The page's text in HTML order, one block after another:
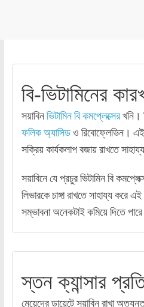
বি-ভিটামিনের
সয়াবিনভিটামিন বি কমপ্লেক্সেরখনি।
ফলিক অ্যাসিডও রিবোফ্লেভিন। এই
সক্রিয় কার্যকলাপ বজায় রাখতে
সয়াবিনে যে প্রচুর ভিটামিন বি
লিভারকে চাঙ্গা রাখতে সাহায্য করে
সম্ভাবনা অনেকটাই কমিয়ে দিতে পারে
স্তন ক্যান্সার
মেয়েদের ডায়েটে সয়াবিন রাখা